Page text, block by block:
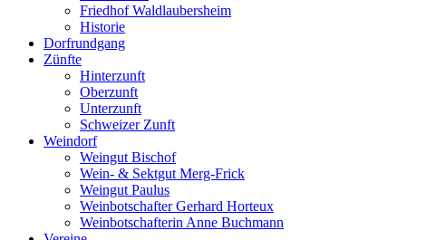
Friedhof Waldlaubersheim
Historie
Dorfrundgang
Zünfte
Hinterzunft
Oberzunft
Unterzunft
Schweizer Zunft
Weindorf
Weingut Bischof
Wein- & Sektgut Merg-Frick
Weingut Paulus
Weinbotschafter Gerhard Horteux
Weinbotschafterin Anne Buchmann